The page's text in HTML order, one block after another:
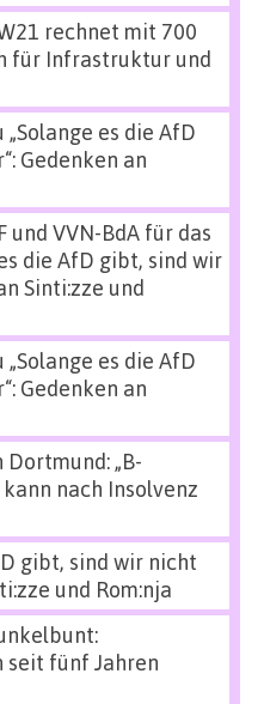
rechnet mit 700
für Infrastruktur und
„Solange es die AfD
Gedenken an
und VVN-BdA für das
die AfD gibt, sind wir
Sinti:zze und
„Solange es die AfD
Gedenken an
„B-
nach Insolvenz
gibt, sind wir nicht
und Rom:nja
seit fünf Jahren